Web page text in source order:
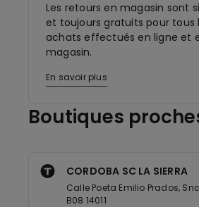
Les retours en magasin sont
et toujours gratuits pour tous
achats effectués en ligne et
magasin.
En savoir plus
Boutiques
CORDOBA SC LA SIERRA
Calle Poeta Emilio Prados,
B08 14011